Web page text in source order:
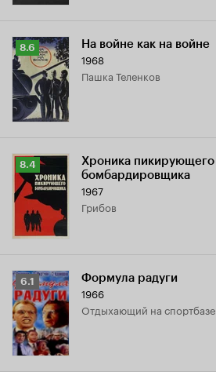
Рейтинг
Кинопоиска
8.6
8.6 На войне как на войне
1968
Пашка Теленков
Рейтинг
Кинопоиска
8.4
8.4
Хроника пикирующего
бомбардировщика
1967
Грибов
Рейтинг
Кинопоиска
6.1
6.1 Формула радуги
1966
отдыхающий на спортбазе